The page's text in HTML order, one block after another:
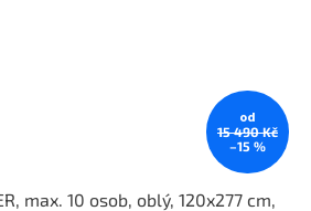
od
15 490 Kč
–15 %
max. 10 osob, oblý, 120x277 cm,